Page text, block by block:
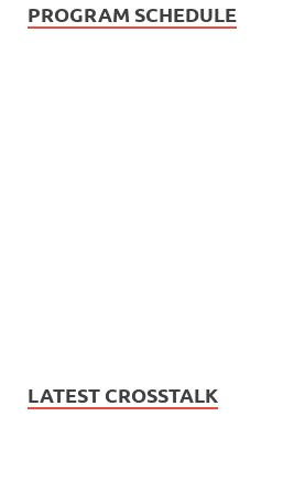
PROGRAM SCHEDULE
LATEST CROSSTALK